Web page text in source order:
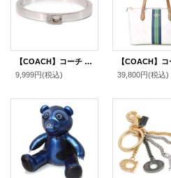
【COACH】コーチ ゴールドプレーテッドブラス パヴェ シグネチャー ヒンジド バングル ブレスレット シルバー【訳あり】〔日本未発売〕
9,999円(税込)
39,800円(税込)